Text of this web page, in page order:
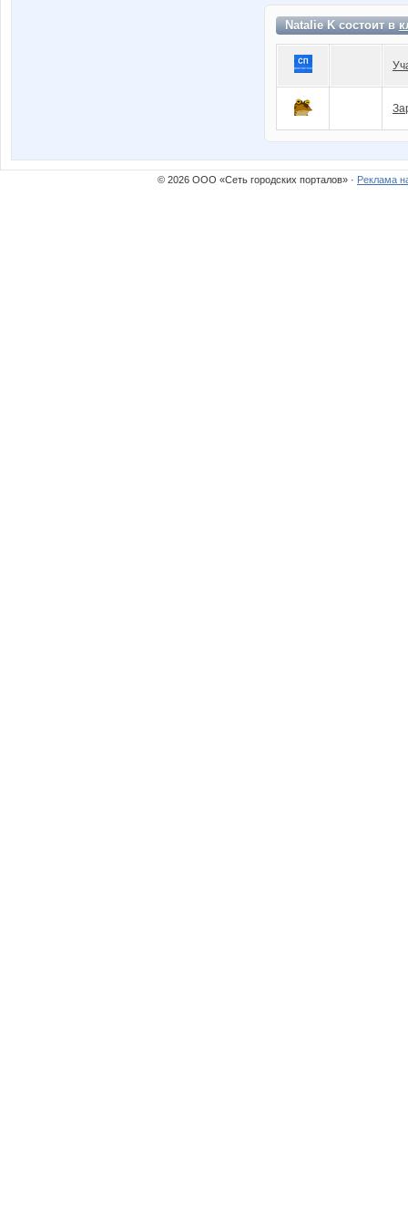
Natalie K состоит в
© 2026 ООО «Сеть городских порталов» · Реклама